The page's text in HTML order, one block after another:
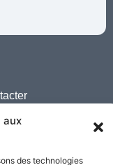
aux
des technologies
Mentions